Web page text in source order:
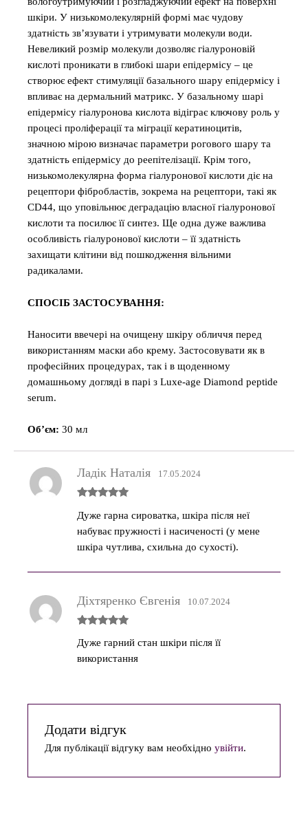
шкіри. У низькомолекулярній формі має чудову
здатність зв’язувати і утримувати молекули води.
Невеликий розмір молекули дозволяє гіалуроновій
кислоті проникати в глибокі шари епідермісу – це
створює ефект стимуляції базального шару епідермісу і
впливає на дермальний матрикс. У базальному шарі
епідермісу гіалуронова кислота відіграє ключову роль у
процесі проліферації та міграції кератиноцитів,
значною мірою визначає параметри рогового шару та
здатність епідермісу до реепітелізації. Крім того,
низькомолекулярна форма гіалуронової кислоти діє на
рецептори фібробластів, зокрема на рецептори, такі як
CD44, що уповільнює деградацію власної гіалуронової
кислоти та посилює її синтез. Ще одна дуже важлива
особливість гіалуронової кислоти – її здатність
захищати клітини від пошкодження вільними
радикалами.
СПОСІБ ЗАСТОСУВАННЯ:
Наносити ввечері на очищену шкіру обличчя перед
використанням маски або крему. Застосовувати як в
професійних процедурах, так і в щоденному
домашньому догляді в парі з Luxe-age Diamond peptide
serum.
Об’єм: 30 мл
5з 5
Ладік Наталія 17.05.2024
Дуже гарна сироватка, шкіра після неї
набуває пружності і насиченості (у мене
шкіра чутлива, схильна до сухості).
5з 5
Діхтяренко Євгенія 10.07.2024
Дуже гарний стан шкіри після її
використання
Додати відгук
Для публікації відгуку вам необхідноувійти.